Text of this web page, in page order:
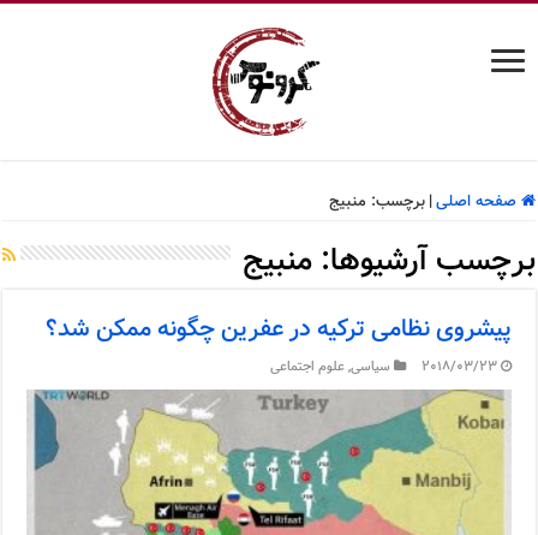
صفحه اصلی| برچسب: منبیج
برچسب آرشیوها:منبیج
پیشروی نظامی ترکیه در عفرین چگونه ممکن شد؟
2018/03/23 سیاسی,علوم اجتماعی